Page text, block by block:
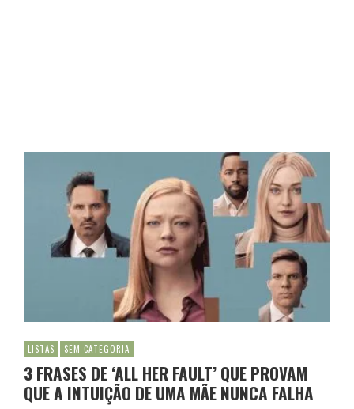
LISTAS SEM CATEGORIA
3 FRASES DE ‘ALL HER FAULT’ QUE PROVAM
QUE A INTUIÇÃO DE UMA MÃE NUNCA FALHA